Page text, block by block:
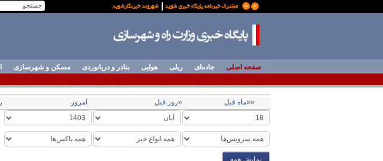
صفحه اصلی جاده‌ای ریلی هوایی بنادر و دریانوردی مسکن و شهرسازی
««ماه قبل «روز قبل امروز
نمایش همه